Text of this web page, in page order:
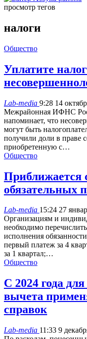
просмотр тегов
налоги
Общество
Уплатите
Lab-media 9:28 14
Межрайонная ИФНС
напоминает, что
могут быть
получили доли в праве
приобретенную с…
Общество
Приближается
обязательных
Lab-media 15:24 27
Организациям и
необходимо
исполнения
первый платеж за 4
за 1 квартал;…
Общество
С 2024 года
вычета
справок
Lab-media 11:33 9